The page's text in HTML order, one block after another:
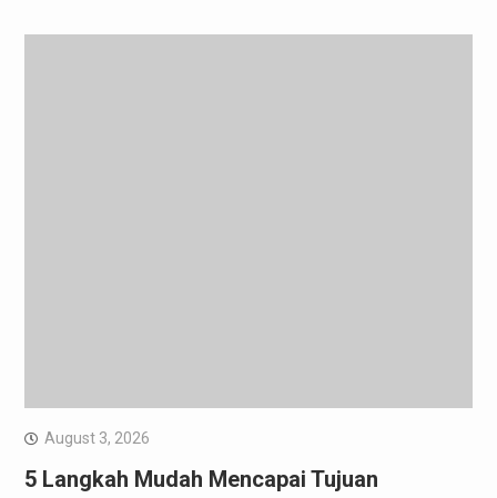
August 3, 2026
5 Langkah Mudah Mencapai Tujuan